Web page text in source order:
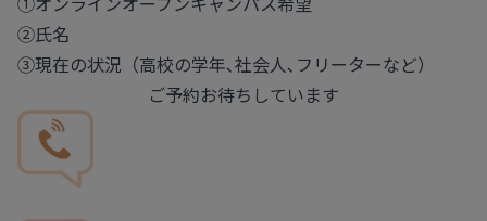
②氏名
③現在の状況（高校の学年､社会人､フリーターなど）
ご予約お待ちしています